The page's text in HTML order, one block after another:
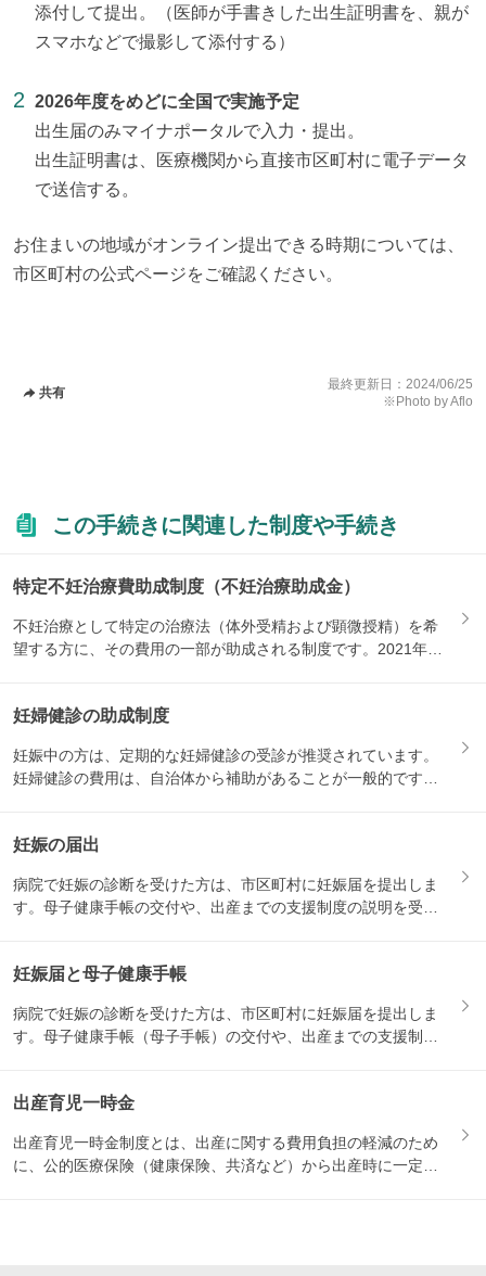
添付して提出。（医師が手書きした出生証明書を、親が
スマホなどで撮影して添付する）
2026年度をめどに全国で実施予定
出生届のみマイナポータルで入力・提出。
出生証明書は、医療機関から直接市区町村に電子データ
で送信する。
お住まいの地域がオンライン提出できる時期については、
市区町村の公式ページをご確認ください。
共有
最終更新日： 2024/06/25
※Photo by Aflo
この手続きに関連した制度や手続き
特定不妊治療費助成制度（不妊治療助成金）
不妊治療として特定の治療法（体外受精および顕微授精）を希
望する方に、その費用の一部が助成される制度です。2021年1
妊婦健診の助成制度
妊娠中の方は、定期的な妊婦健診の受診が推奨されています。
妊婦健診の費用は、自治体から補助があることが一般的です。
妊娠の届出
病院で妊娠の診断を受けた方は、市区町村に妊娠届を提出しま
す。母子健康手帳の交付や、出産までの支援制度の説明を受け
妊娠届と母子健康手帳
病院で妊娠の診断を受けた方は、市区町村に妊娠届を提出しま
す。母子健康手帳（母子手帳）の交付や、出産までの支援制度
出産育児一時金
出産育児一時金制度とは、出産に関する費用負担の軽減のため
に、公的医療保険（健康保険、共済など）から出産時に一定の